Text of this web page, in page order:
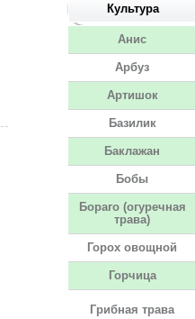
Культура
Анис
Арбуз
Артишок
Базилик
Баклажан
Бобы
Бораго (огуречная
трава)
Горох овощной
Горчица
Грибная трава